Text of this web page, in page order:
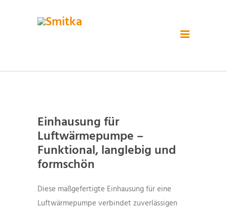
Einhausung für
Luftwärmepumpe –
Funktional, langlebig und
formschön
Diese maßgefertigte Einhausung für eine
Luftwärmepumpe verbindet zuverlässigen